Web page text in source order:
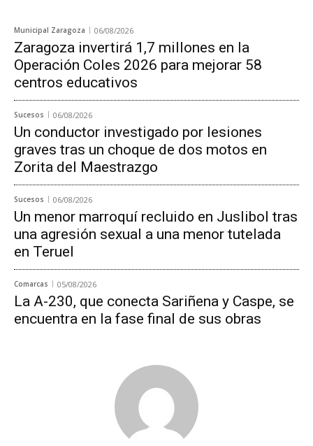
Municipal Zaragoza 06/08/2026
Zaragoza invertirá 1,7 millones en la
Operación Coles 2026 para mejorar 58
centros educativos
Sucesos 06/08/2026
Un conductor investigado por lesiones
graves tras un choque de dos motos en
Zorita del Maestrazgo
Sucesos 06/08/2026
Un menor marroquí recluido en Juslibol tras
una agresión sexual a una menor tutelada
en Teruel
Comarcas 05/08/2026
La A-230, que conecta Sariñena y Caspe, se
encuentra en la fase final de sus obras